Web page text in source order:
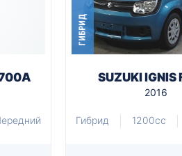
ГИБРИД
SUZUKI IGNIS
2016
Гибрид 1200cc